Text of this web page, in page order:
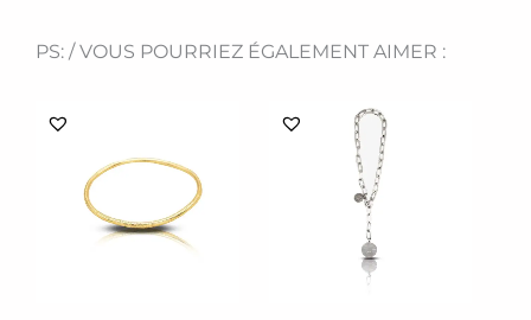
PS: / VOUS POURRIEZ ÉGALEMENT AIMER :